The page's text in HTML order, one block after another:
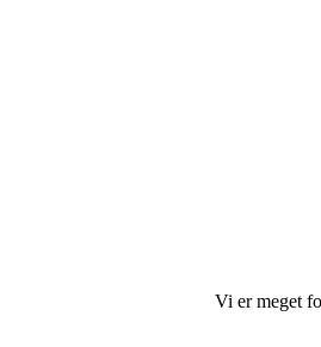
Vi er meget